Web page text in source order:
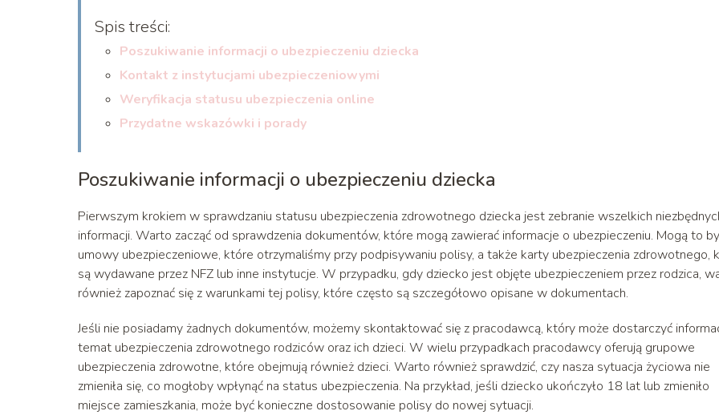
Spis treści:
Poszukiwanie informacji o ubezpieczeniu dziecka
Kontakt z instytucjami ubezpieczeniowymi
Weryfikacja statusu ubezpieczenia online
Przydatne wskazówki i porady
Poszukiwanie informacji o ubezpieczeniu dziecka
Pierwszym krokiem w sprawdzaniu statusu ubezpieczenia zdrowotnego dziecka jest zebranie wszelkich
informacji. Warto zacząć od sprawdzenia dokumentów, które mogą zawierać informacje o ubezpieczeniu. Mogą to
umowy ubezpieczeniowe, które otrzymaliśmy przy podpisywaniu polisy, a także karty ubezpieczenia zdrowotnego,
są wydawane przez NFZ lub inne instytucje. W przypadku, gdy dziecko jest objęte ubezpieczeniem przez rodzica,
również zapoznać się z warunkami tej polisy, które często są szczegółowo opisane w dokumentach.
Jeśli nie posiadamy żadnych dokumentów, możemy skontaktować się z pracodawcą, który może dostarczyć
temat ubezpieczenia zdrowotnego rodziców oraz ich dzieci. W wielu przypadkach pracodawcy oferują grupowe
ubezpieczenia zdrowotne, które obejmują również dzieci. Warto również sprawdzić, czy nasza sytuacja życiowa nie
zmieniła się, co mogłoby wpłynąć na status ubezpieczenia. Na przykład, jeśli dziecko ukończyło 18 lat lub zmieniło
miejsce zamieszkania, może być konieczne dostosowanie polisy do nowej sytuacji.